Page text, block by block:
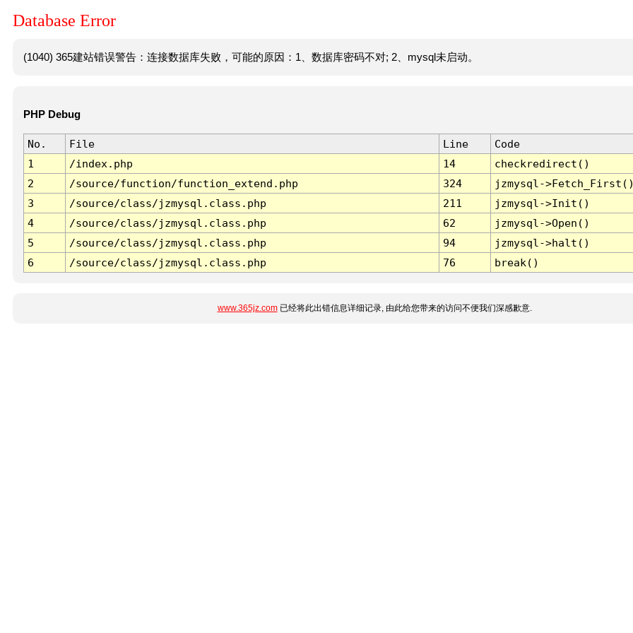
Database Error
(1040) 365建站错误警告：连接数据库失败，可能的原因：1、数据库密码不对; 2、mysql未启动。
PHP Debug
No. File Line
Code
1
/index.php 14
checkredirect()
2
/source/function/function_extend.php 324
jzmysql-
3
/source/class/jzmysql.class.php 211
jzmysql->Init()
4
/source/class/jzmysql.class.php 62
jzmysql->Open()
5
/source/class/jzmysql.class.php 94
jzmysql->halt()
6
/source/class/jzmysql.class.php 76 break()
www.365jz.com已经将此出错信息详细记录, 由此给您带来的访问不便我们深感歉意.